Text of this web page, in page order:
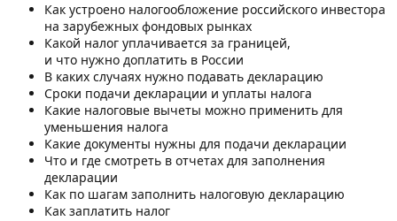
Как устроено налогообложение российского инвестора
на зарубежных фондовых рынках
Какой налог уплачивается за границей,
и что нужно доплатить в России
В каких случаях нужно подавать декларацию
Сроки подачи декларации и уплаты налога
Какие налоговые вычеты можно применить для
уменьшения налога
Какие документы нужны для подачи декларации
Что и где смотреть в отчетах для заполнения
декларации
Как по шагам заполнить налоговую декларацию
Как заплатить налог